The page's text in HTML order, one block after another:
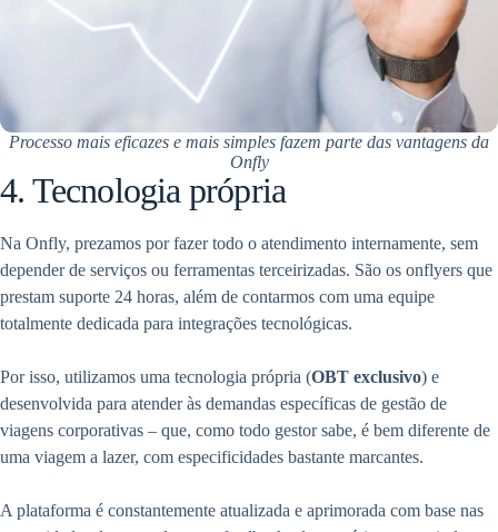
Processo mais eficazes e mais simples fazem parte das vantagens da
Onfly
4. Tecnologia própria
Na Onfly, prezamos por fazer todo o atendimento internamente, sem
depender de serviços ou ferramentas terceirizadas. São os onflyers que
prestam suporte 24 horas, além de contarmos com uma equipe
totalmente dedicada para integrações tecnológicas.
Por isso, utilizamos uma tecnologia própria (OBT exclusivo) e
desenvolvida para atender às demandas específicas de gestão de
viagens corporativas – que, como todo gestor sabe, é bem diferente de
uma viagem a lazer, com especificidades bastante marcantes.
A plataforma é constantemente atualizada e aprimorada com base nas